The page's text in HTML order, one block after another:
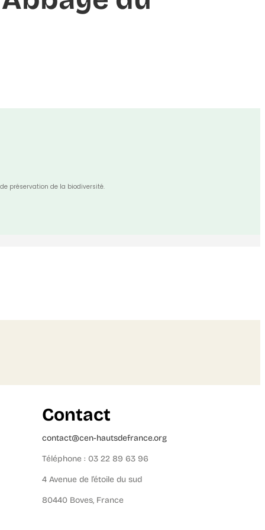
préservation de la biodiversité.
Contact
contact@cen-hautsdefrance.org
Téléphone : 03 22 89 63 96
4 Avenue de l’étoile du sud
80440 Boves, France